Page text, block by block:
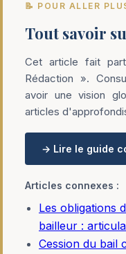
📝 POUR ALLER
Tout savoir
Cet article fait
Rédaction ».
avoir une vision
articles
→ Lire le guide
Articles connexes :
Les obligations
bailleur :
Cession du bail